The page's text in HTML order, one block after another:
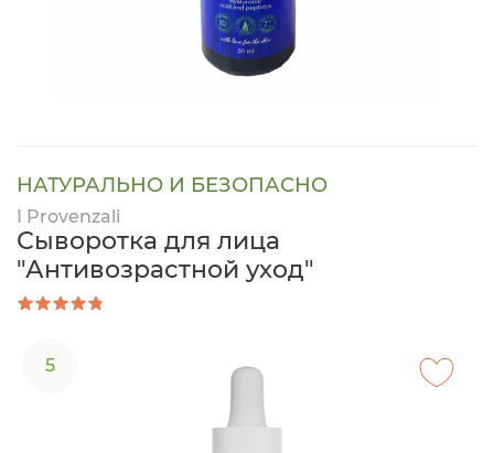
НАТУРАЛЬНО И БЕЗОПАСНО
I Provenzali
Сыворотка для лица
"Антивозрастной уход"
5